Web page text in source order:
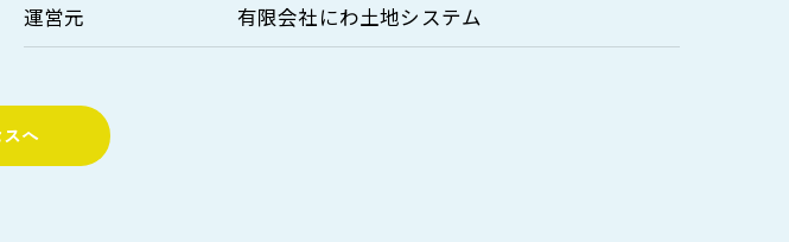
運営元 有限会社にわ土地システム
へ